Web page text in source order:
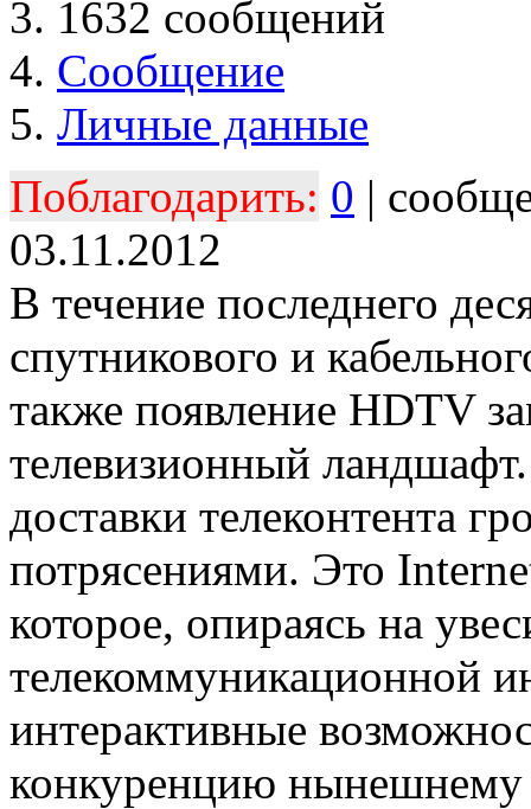
1632 сообщений
Сообщение
Личные данные
Поблагодарить: 0 |
03.11.2012
В течение последнего
спутникового и
также появление HDTV
телевизионный
доставки телеконтента
потрясениями. Это
которое, опираясь на
телекоммуникационной
интерактивные
конкуренцию нынешнему